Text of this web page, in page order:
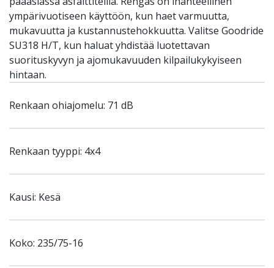
ympärivuotiseen käyttöön, kun haet varmuutta,
mukavuutta ja kustannustehokkuutta. Valitse Goodride
SU318 H/T, kun haluat yhdistää luotettavan
suorituskyvyn ja ajomukavuuden kilpailukykyiseen
hintaan.
Renkaan ohiajomelu: 71 dB
Renkaan tyyppi: 4x4
Kausi: Kesä
Koko: 235/75-16